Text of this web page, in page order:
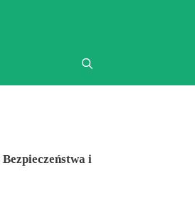
Bezpieczeństwa i